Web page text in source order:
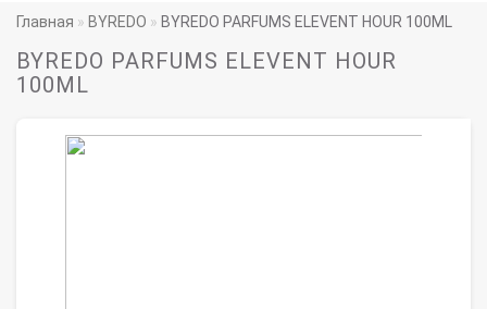
Главная BYREDO BYREDO PARFUMS ELEVENT HOUR 100ML
BYREDO PARFUMS ELEVENT HOUR
100ML